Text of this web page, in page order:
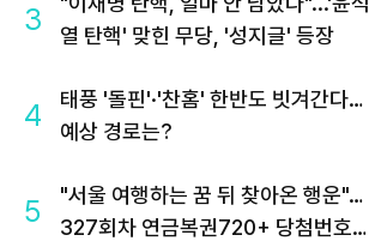
3
열 탄핵' 맞힌 무당, '성지글' 등장
4
태풍 '돌핀'·'찬홈' 한반도 빗겨간다…
예상 경로는?
5
"서울 여행하는 꿈 뒤 찾아온 행운"…
327회차 연금복권720+ 당첨번호조